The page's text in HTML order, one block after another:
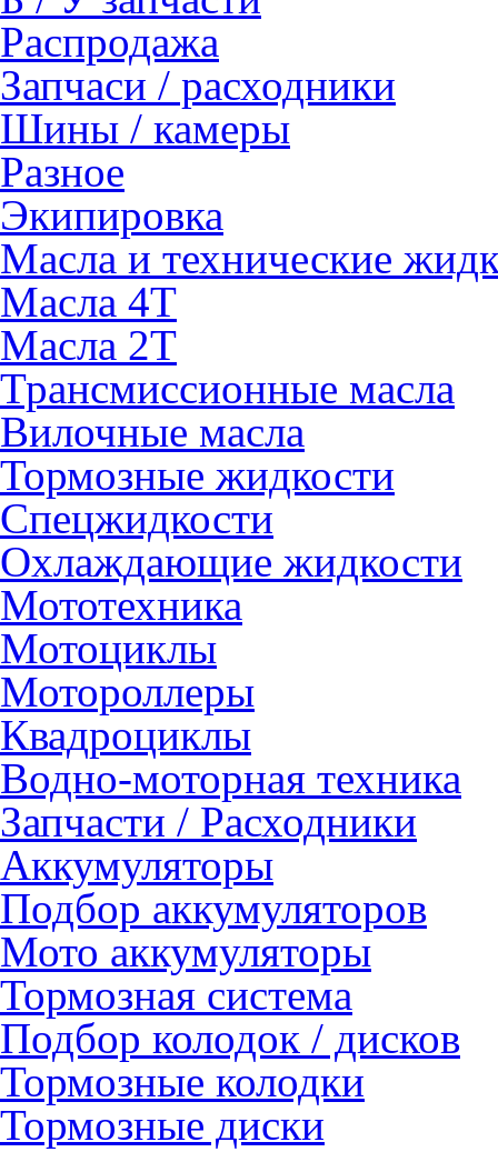
Распродажа
Запчаси / расходники
Шины / камеры
Разное
Экипировка
Масла и технические
Масла 4Т
Масла 2Т
Трансмиссионные масла
Вилочные масла
Тормозные жидкости
Спецжидкости
Охлаждающие жидкости
Мототехника
Мотоциклы
Мотороллеры
Квадроциклы
Водно-моторная техника
Запчасти / Расходники
Аккумуляторы
Подбор аккумуляторов
Мото аккумуляторы
Тормозная система
Подбор колодок / дисков
Тормозные колодки
Тормозные диски